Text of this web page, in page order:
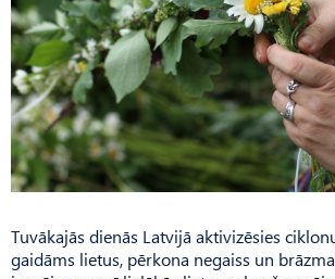
Tuvākajās dienās Latvijā aktivizēsies
gaidāms lietus, pērkona negaiss un